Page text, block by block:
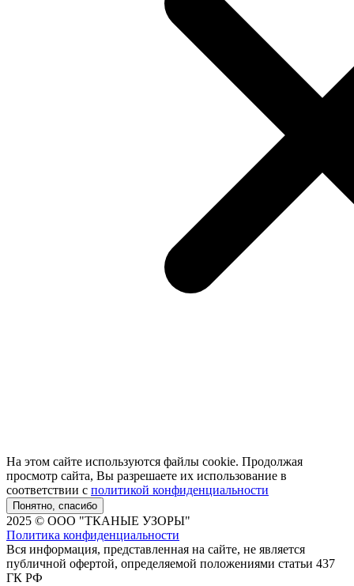
На этом сайте используются файлы cookie. Продолжая
просмотр сайта, Вы разрешаете их использование в
соответствии с политикой конфиденциальности
Понятно, спасибо
2025 © ООО "ТКАНЫЕ УЗОРЫ"
Политика конфиденциальности
Вся информация, представленная на сайте, не является
публичной офертой, определяемой положениями статьи 437
ГК РФ